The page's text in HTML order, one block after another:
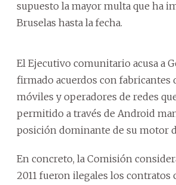
supuesto la mayor multa que ha
Bruselas hasta la fecha.
El Ejecutivo comunitario acusa a
firmado acuerdos con fabricantes
móviles y operadores de redes
permitido a través de Android
posición dominante de su motor
En concreto, la Comisión
2011 fueron ilegales los contratos